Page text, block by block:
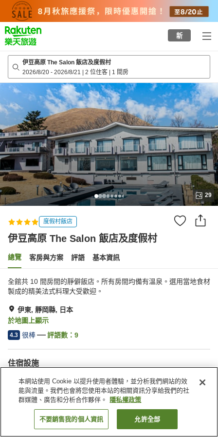
top
page
新
伊豆高原 The Salon 飯店及度假村
2026/8/20 - 2026/8/21 | 2 位住客 | 1 間房
29
度假村飯店
伊豆高原 The Salon 飯店及度假村
總覽 客房與方案 評語 基本資訊
全館共 10 間房間的靜僻飯店。所有房間均備有溫泉。選用當地食材
製成的精美法式料理大受歡迎。
伊東, 靜岡縣, 日本
於地圖上顯示
4.3 很棒 評語數： 9
住宿設施
停車場
Spa／美容沙龍
游泳池
餐廳
找客房
本網站使用 Cookie 以提升使用者體驗，並分析我們網站的效
能與流量。我們也會將您使用本站的相關資訊分享給我們的社
群媒體、廣告和分析合作夥伴。
隱私權政策
不要銷售我的個人資訊 允許全部